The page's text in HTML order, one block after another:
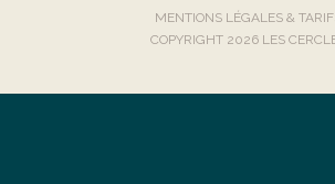
MENTIONS LÉGALES &
COPYRIGHT 2026 LES